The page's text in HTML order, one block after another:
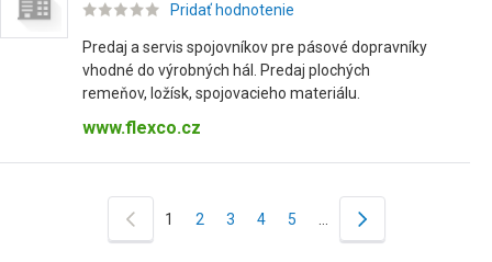
Pridať hodnotenie
Predaj a servis spojovníkov pre pásové dopravníky
vhodné do výrobných hál. Predaj plochých
remeňov, ložísk, spojovacieho materiálu.
www.flexco.cz
1 2 3 4 5